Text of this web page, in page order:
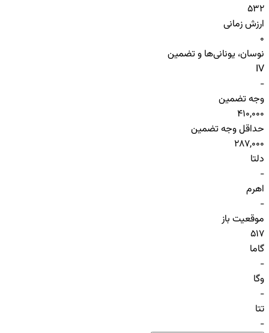
532
ارزش زمانی
0
نوسان، یونانی‌ها و تضمین
IV
-
وجه تضمین
410,000
حداقل وجه تضمین
287,000
دلتا
-
اهرم
-
موقعیت باز
517
گاما
-
وگا
-
تتا
-